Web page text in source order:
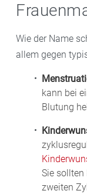
Wie der Name
allem gegen
kann bei
Blutung
Sie sollten
zweiten